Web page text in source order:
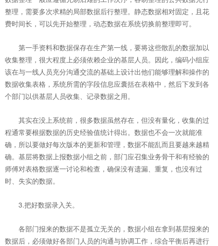
整理，需要多次求精的局部数据后行整理。静态数据相对固定，且花
费时间长，可以先开始整理，动态数据在系统切换前整理即可。
第一手资料和数据保存在生产第一线，要将这些散乱的数据加以
收集整理，很大程度上必须依赖企业的基层人员。因此，编码小组应
该在与一线人员充分沟通交流的基础上设计出他们能够理解和操作的
数据收集表格，系统所需的字段信息应囊括在表格中，然后下发到各
个部门以供基层人员收集、记录数据之用。
其实在没上系统前，很多数据虽然存在，但没有量化，收集的过
程通常要根据数据的历史经验值统计得出。数据也不会一次就能准
确，所以要做好每次版本的更新和管理，数据不能乱而且要越来越精
确。基层将数据上报数据小组之前，部门应召集业务骨干和有经验的
师傅对表格数据逐一讨论和检查，确保没有遗漏、重复，也没有过
时、失实的数据。
3.把好数据录入关。
各部门报来的数据不是孤立无关的，数据小组在拿到基层报来的
数据后，必须做好各部门人员的沟通与协调工作，综合平衡后再进行